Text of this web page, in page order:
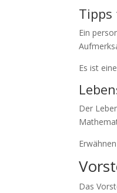
Tipps
Ein
Es ist
Der
Das